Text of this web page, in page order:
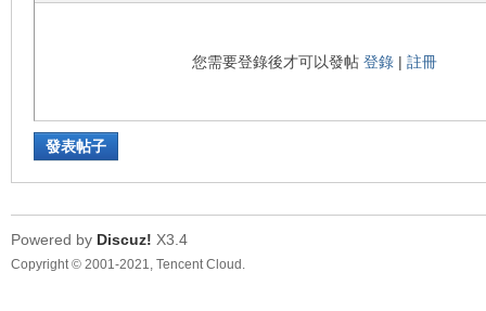
您需要登錄後才可以發帖 登錄 | 註冊
發表帖子
Powered by Discuz! X3.4
Copyright © 2001-2021, Tencent Cloud.